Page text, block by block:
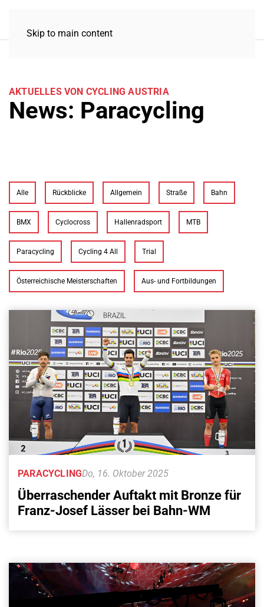
Skip to main content
AKTUELLES VON CYCLING AUSTRIA
News: Paracycling
Alle Rückblicke Allgemein Straße Bahn
BMX Cyclocross Hallenradsport MTB
Paracycling Cycling 4 All Trial
Österreichische Meisterschaften Aus- und Fortbildungen
Do, 16. Oktober 2025
PARACYCLING
Überraschender Auftakt mit Bronze für
Franz-Josef Lässer bei Bahn-WM